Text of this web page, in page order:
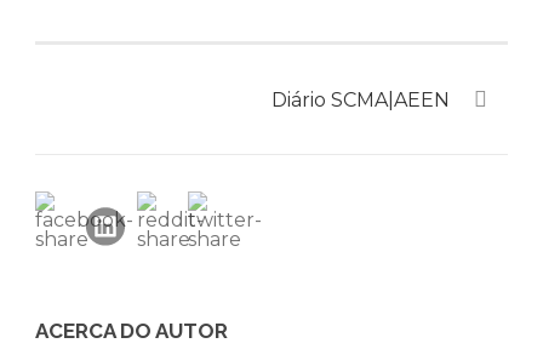
Diário SCMA|AEEN
ACERCA DO AUTOR